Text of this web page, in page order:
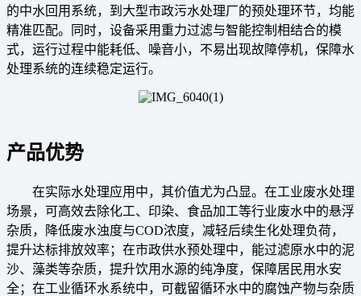
的中水回用系统，到大型市政污水处理厂的预处理环节，均能
精准匹配。同时，设备采用重力过滤与智能控制相结合的模
式，运行过程中能耗低、噪音小，不易出现故障停机，保障水
处理系统的连续稳定运行。
产品优势
在实际水处理应用中，其价值尤为凸显。在工业废水处理
场景，可高效去除化工、印染、食品加工等行业废水中的悬浮
杂质，降低废水浊度与COD浓度，减轻后续生化处理负荷，
提升达标排放效率；在市政供水预处理中，能过滤原水中的泥
沙、藻类等杂质，提升饮用水源的纯净度，保障居民用水安
全；在工业循环水系统中，可截留循环水中的腐蚀产物与杂质